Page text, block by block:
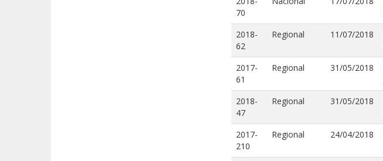
70
2018-
62
Regional 11/07/2018
2017-
61
Regional 31/05/2018
2018-
47
Regional 31/05/2018
2017-
210
Regional 24/04/2018